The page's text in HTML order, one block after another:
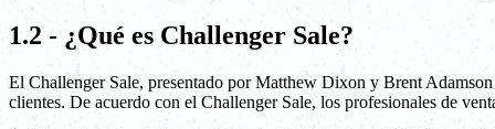
1.2 - ¿Qué es Challenger Sale?
El Challenger Sale, presentado por Matthew Dixon y Brent
clientes. De acuerdo con el Challenger Sale, los profesionales de